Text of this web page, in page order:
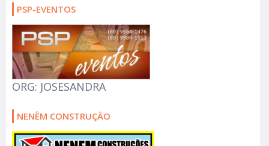
PSP-EVENTOS
ORG: JOSESANDRA
NENÊM CONSTRUÇÃO